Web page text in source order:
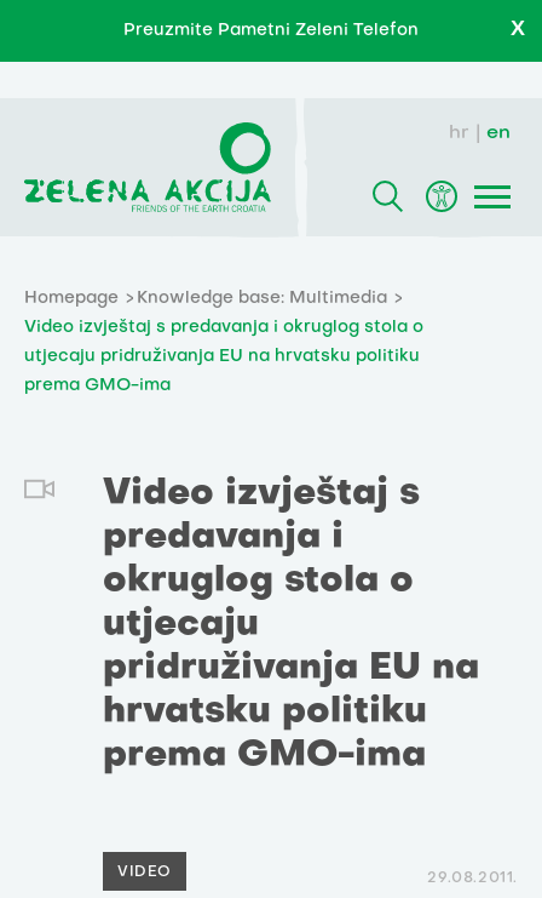
Preuzmite Pametni Zeleni Telefon X
hr en
Homepage
Knowledge base: Multimedia
Video izvještaj s predavanja i okruglog stola o
utjecaju pridruživanja EU na hrvatsku politiku
prema GMO-ima
Video izvještaj s
predavanja i
okruglog stola o
utjecaju
pridruživanja EU na
hrvatsku politiku
prema GMO-ima
VIDEO 29.08.2011.